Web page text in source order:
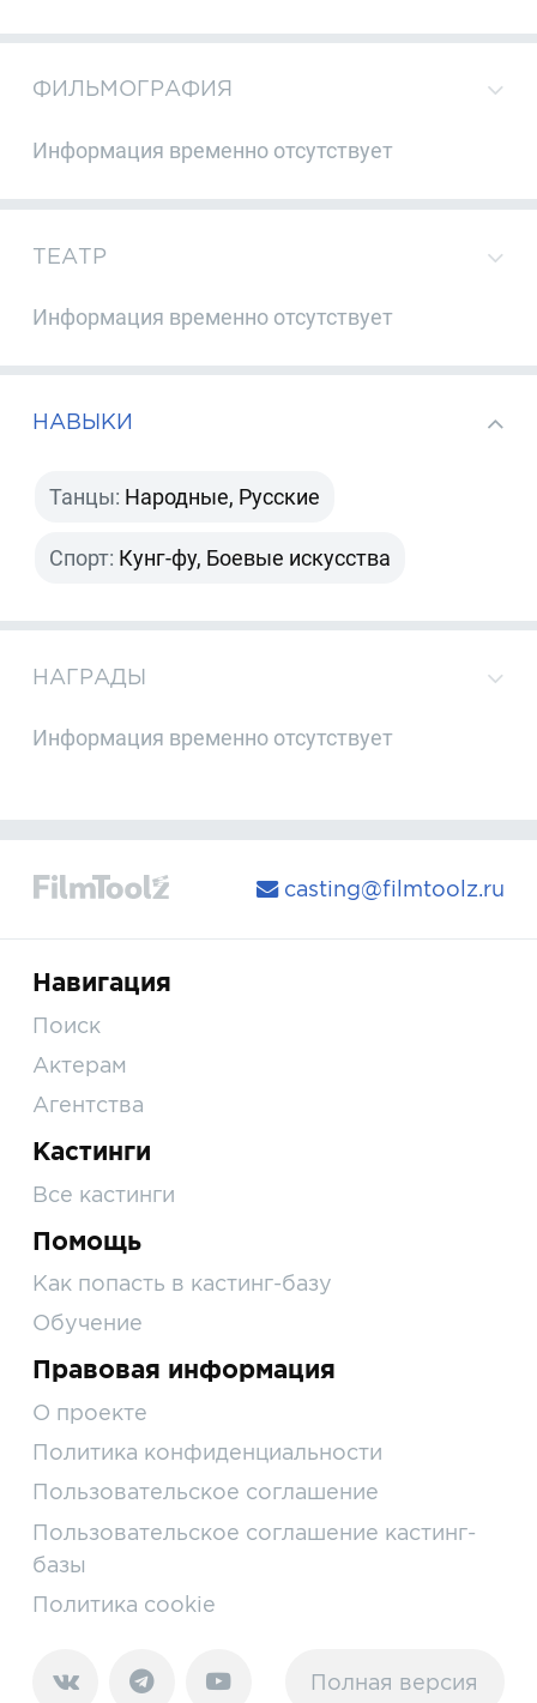
ФИЛЬМОГРАФИЯ
Информация временно отсутствует
ТЕАТР
Информация временно отсутствует
НАВЫКИ
Танцы: Народные, Русские
Спорт: Кунг-фу, Боевые искусства
НАГРАДЫ
Информация временно отсутствует
casting@filmtoolz.ru
Навигация
Поиск
Актерам
Агентства
Кастинги
Все кастинги
Помощь
Как попасть в кастинг-базу
Обучение
Правовая информация
О проекте
Политика конфиденциальности
Пользовательское соглашение
Пользовательское соглашение кастинг-
базы
Политика cookie
Полная версия